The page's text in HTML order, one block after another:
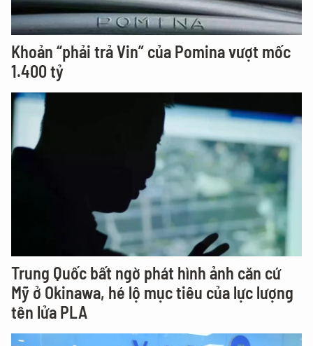
Khoản “phải trả Vin” của Pomina vượt mốc
1.400 tỷ
Trung Quốc bất ngờ phát hình ảnh căn cứ
Mỹ ở Okinawa, hé lộ mục tiêu của lực lượng
tên lửa PLA